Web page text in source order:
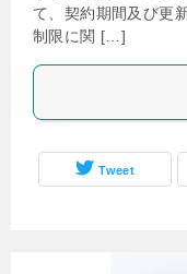
て、契約期間及び更
制限に関 […]
Tweet